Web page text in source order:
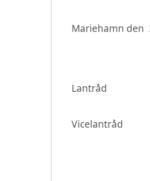
Mariehamn den
Lantråd
Vicelantråd